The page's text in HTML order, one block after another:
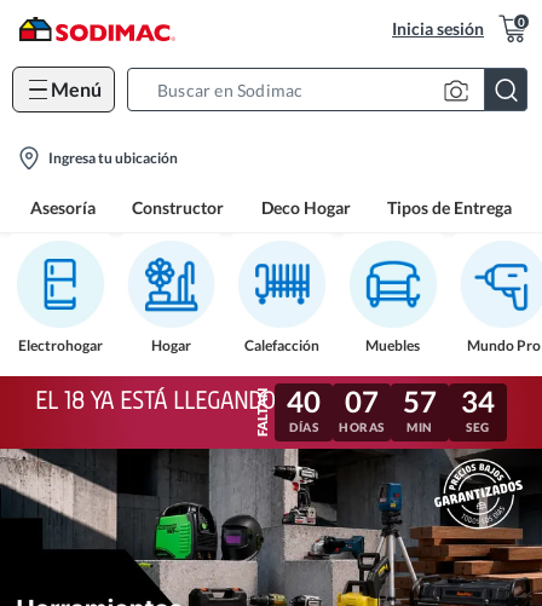
Inicia sesión 0
Menú
location-
Ingresa tu ubicación
Asesoría Constructor Deco Hogar Tipos de Entrega
Electrohogar Hogar Calefacción Muebles Mundo Pro
EL 18 YA ESTÁ LLEGANDO 40
DÍAS
07
HORAS
57
MIN
31
SEG